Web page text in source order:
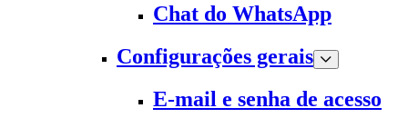
Chat do WhatsApp
Configurações gerais
E-mail e senha de acesso